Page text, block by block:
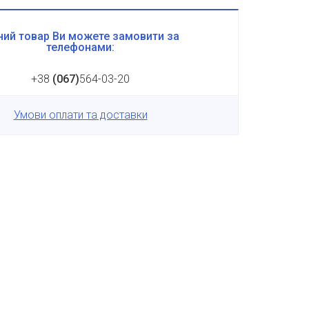
товар Ви можете замовити за
телефонами:
+38 (067)564-03-20
Умови оплати та доставки